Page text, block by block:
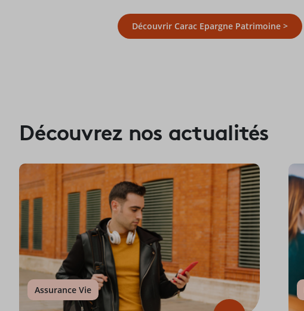
Découvrir Carac Epargne Patrimoine >
Découvrez nos actualités
Assurance Vie